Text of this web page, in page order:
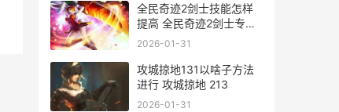
全民奇迹2剑士技能怎样
提高 全民奇迹2剑士专职
格斗怎么样啊
2026-01-31
攻城掠地131以啥子方法
进行 攻城掠地 213
2026-01-31